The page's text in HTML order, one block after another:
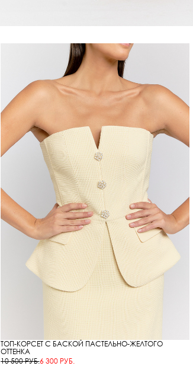
ТОП-КОРСЕТ С БАСКОЙ ПАСТЕЛЬНО-ЖЕЛТОГО
ОТТЕНКА
10 500 РУБ.6 300 РУБ.